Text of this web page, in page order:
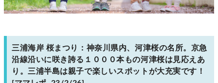
三浦海岸 桜まつり：神奈川県内、河津桜の名所。京急
沿線沿いに咲き誇る１０００本もの河津桜は見応えあ
り。三浦半島は親子で楽しいスポットが大充実です！